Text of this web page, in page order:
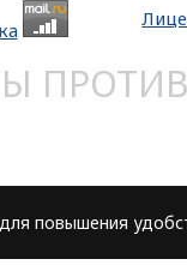
для повышения